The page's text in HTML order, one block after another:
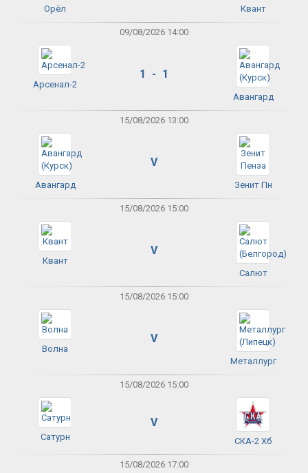
Орёл Квант
09/08/2026 14:00
Арсенал-2
1 - 1
Авангард
15/08/2026 13:00
Авангард
V
Зенит Пн
15/08/2026 15:00
Квант
V
Салют
15/08/2026 15:00
Волна
V
Металлург
15/08/2026 15:00
Сатурн
V
СКА-2 Хб
15/08/2026 17:00